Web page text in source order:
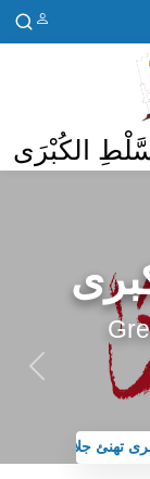
الكُبْرَى
جلالة الملك وولي